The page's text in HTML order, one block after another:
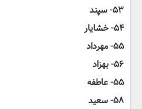
۵۳- سپند
۵۴- خشایار
۵۵- مهرداد
۵۶- بهزاد
۵۵- عاطفه
۵۸- سعید